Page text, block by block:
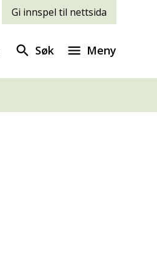
Gi innspel til nettsida
Søk Meny